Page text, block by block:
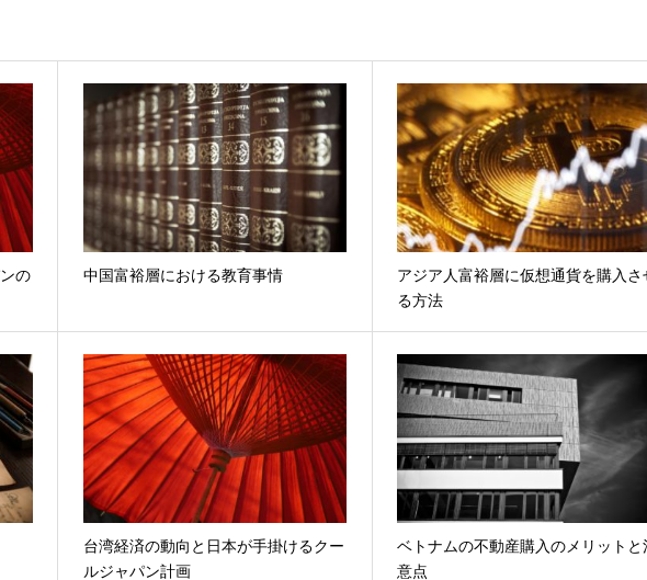
の
中国富裕層における教育事情
アジア人富裕層に仮想通貨を購入さ
る方法
台湾経済の動向と日本が手掛けるクー
ルジャパン計画
ベトナムの不動産購入のメリットと
意点